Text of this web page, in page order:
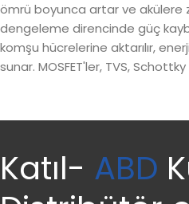
ömrü boyunca artar ve akülere
dengeleme direncinde güç
komşu hücrelerine aktarılır,
sunar. MOSFET'ler, TVS,
Katıl- ABD